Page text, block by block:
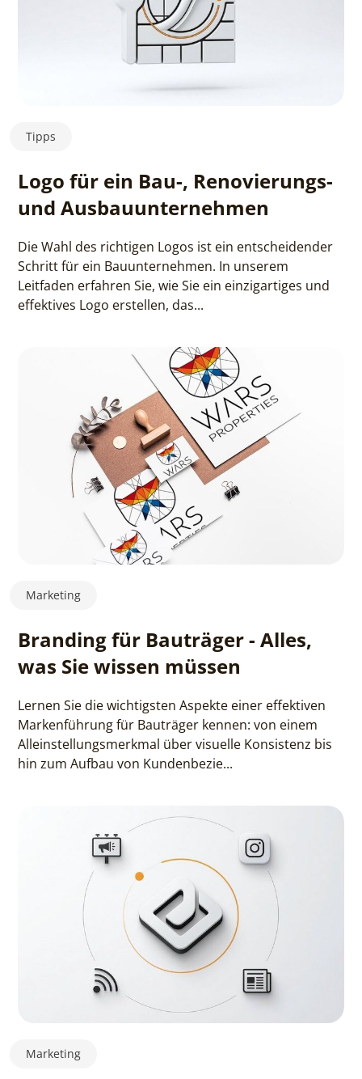
Tipps
Logo für ein Bau-, Renovierungs-
und Ausbauunternehmen
Die Wahl des richtigen Logos ist ein entscheidender
Schritt für ein Bauunternehmen. In unserem
Leitfaden erfahren Sie, wie Sie ein einzigartiges und
effektives Logo erstellen, das...
Marketing
Branding für Bauträger - Alles,
was Sie wissen müssen
Lernen Sie die wichtigsten Aspekte einer effektiven
Markenführung für Bauträger kennen: von einem
Alleinstellungsmerkmal über visuelle Konsistenz bis
hin zum Aufbau von Kundenbezie...
Marketing